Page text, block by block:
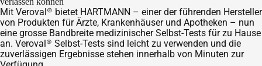
Mit Veroval® bietet HARTMANN – einer der führenden Hersteller
von Produkten für Ärzte, Krankenhäuser und Apotheken – nun
eine grosse Bandbreite medizinischer Selbst-Tests für zu Hause
an. Veroval® Selbst-Tests sind leicht zu verwenden und die
zuverlässigen Ergebnisse stehen innerhalb von Minuten zur